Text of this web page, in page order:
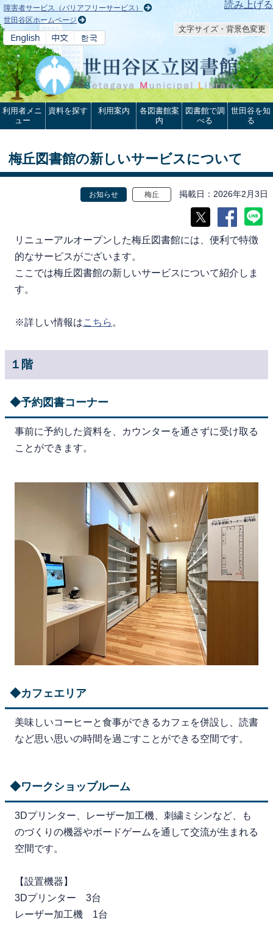
本文へ 読み上げる
障害者サービス（バリアフリーサービス）
世田谷区ホームページ
文字サイズ・背景色変更
利用者メニ
ュー
資料を探す 利用案内
各図書館案
内
図書館で調
べる
世田谷を知
る
梅丘図書館の新しいサービスについて
お知らせ 梅丘 掲載日 2026年2月3日
リニューアルオープンした梅丘図書館には、便利で特徴
的なサービスがございます。
ここでは梅丘図書館の新しいサービスについて紹介しま
す。
※詳しい情報はこちら 。
１階
◆予約図書コーナー
事前に予約した資料を、カウンターを通さずに受け取る
ことができます。
◆カフェエリア
美味しいコーヒーと食事ができるカフェを併設し、読書
など思い思いの時間を過ごすことができる空間です。
◆ワークショップルーム
3Dプリンター、レーザー加工機、刺繍ミシンなど、も
のづくりの機器やボードゲームを通して交流が生まれる
空間です。
【設置機器】
3Dプリンター 3台
レーザー加工機 1台